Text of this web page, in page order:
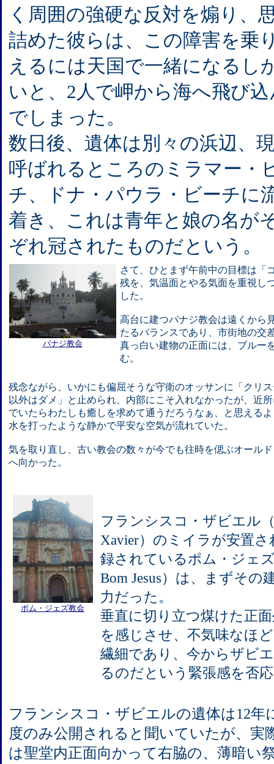
く周囲の強硬な反対を煽り、
詰めた彼らは、この障害を乗
えるには天国で一緒になるし
いと、2人で岬から海へ飛び込
でしまった。
数日後、遺体は別々の浜辺、
呼ばれるところのミラマー・
チ、ドナ・パウラ・ビーチに
着き、これは青年と娘の名が
ぞれ冠されたものだという。
パナジ教会
さて、ひとまず午前中の目標は「
残を、気温面とやる気面を重視し
した。
高台に建つパナジ教会は遠くから
たるバランスであり、市街地の交
真っ白い建物の正面には、ブルー
む。
残念ながら、いかにも偏屈そうな守衛のオッサンに「クリ
以外はダメ」と止められ、内部にこそ入れなかったが、近
でいたらわたしも癒しを求めて通うだろうなぁ、と思える
水を打ったような静かで平安な空気が流れていた。
気を取り直し、古い教会の数々が今でも往時を偲ぶオール
へ向かった。
ボム・ジェズ教会
フランシスコ・ザビエル（
Xavier）のミイラが安置
録されているポム・ジェ
Bom Jesus）は、まずその
力だった。
垂直に切り立つ煤けた正
を感じさせ、不気味なほ
繊細であり、今からザビ
るのだという緊張感を否
フランシスコ・ザビエルの遺体は12年
度のみ公開されると聞いていたが、実
は聖堂内正面向かって右脇の、薄暗い